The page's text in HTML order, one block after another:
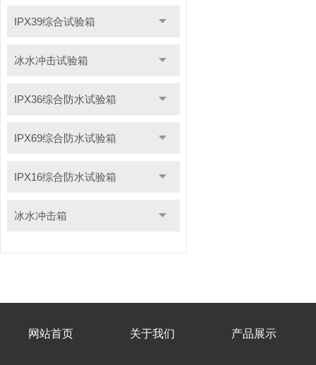
IPX39综合试验箱
冰水冲击试验箱
IPX36综合防水试验箱
IPX69综合防水试验箱
IPX16综合防水试验箱
冰水冲击箱
网站首页 关于我们 产品展示